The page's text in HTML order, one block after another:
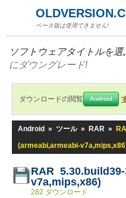
ベータ版は使用できません!
ソフトウェアタイトルを選
にダウングレード!
ダウンロードの閲覧 Android
Android » ツール » RAR »
(armeabi,armeabi-
RAR
v7a,mips,x86)
282 ダウンロード